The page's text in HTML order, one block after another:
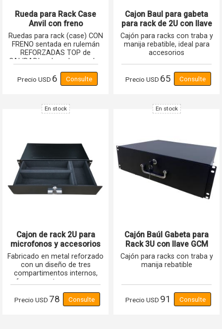
Rueda para Rack Case
Anvil con freno
REFORZADA
PROFESIONAL Super
Resistentes Gcm Pro
Ruedas para rack (case) CON
FRENO sentada en rulemán
REFORZADAS TOP de
CALIDADIguales a las usadas
Precio USD 6
Cajon Baul para gabeta
para rack de 2U con llave
GCM Pro
Cajón para racks con traba y
manija rebatible, ideal para
accesorios
Precio USD 65
En stock
Cajon de rack 2U para
microfonos y accesorios
GCM Pro Line GR-MD
Fabricado en metal reforzado
con un diseño de tres
compartimentos internos,
ofrece un entorno seguro y
mas valiosos.
Precio USD 78
En stock
Cajón Baúl Gabeta para
Rack 3U con llave GCM
PRO LINE GCM-C3U
Cajón para racks con traba y
manija rebatible
Precio USD 91